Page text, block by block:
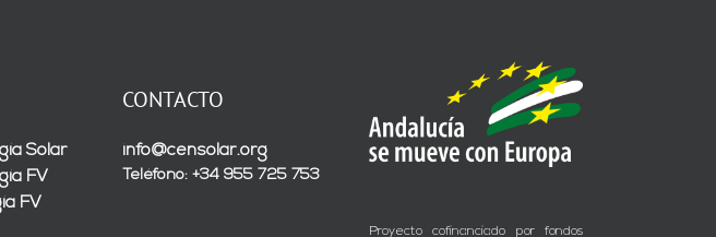
Solar
FV
FV
CONTACTO
info@censolar.org
Teléfono: +34 955 725 753
Proyecto cofinanciado por fondos